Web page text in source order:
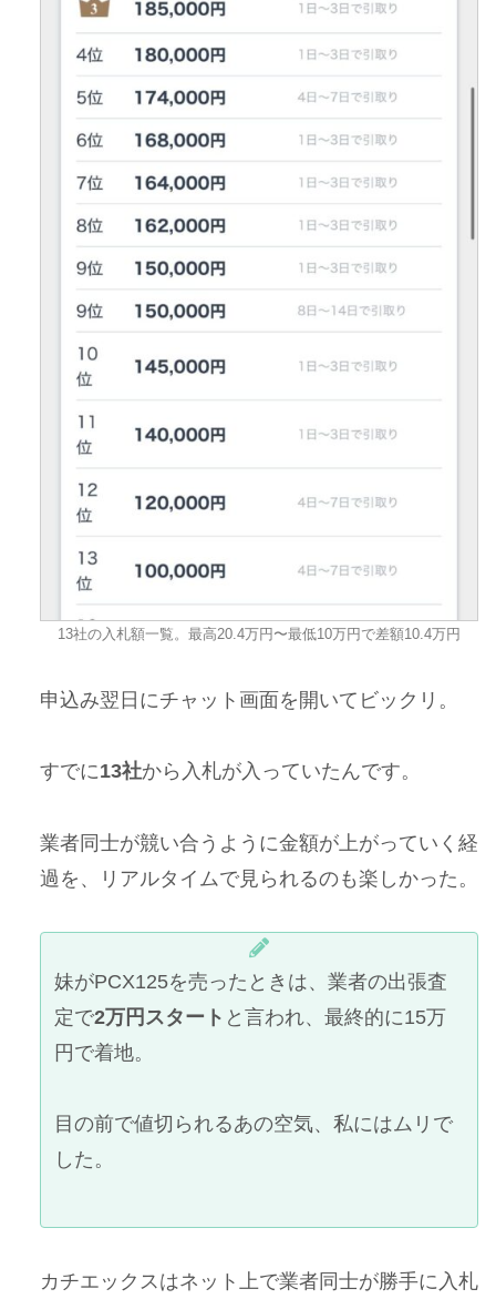
13社の入札額一覧。最高20.4万円〜最低10万円で差額10.4万円
申込み翌日にチャット画面を開いてビックリ。
すでに13社から入札が入っていたんです。
業者同士が競い合うように金額が上がっていく経
過を、リアルタイムで見られるのも楽しかった。
妹がPCX125を売ったときは、業者の出張査
定で2万円スタート と言われ、最終的に15万
円で着地。
目の前で値切られるあの空気、私にはムリで
した。
カチエックスはネット上で業者同士が勝手に入札